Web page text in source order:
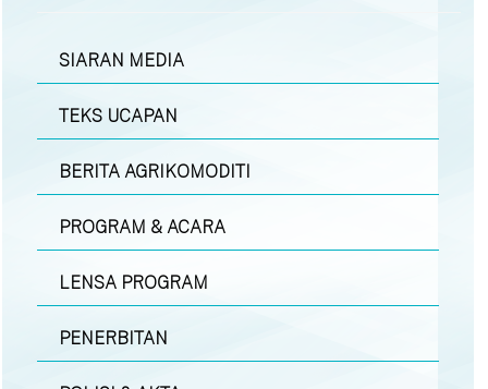
SIARAN MEDIA
TEKS UCAPAN
BERITA AGRIKOMODITI
PROGRAM & ACARA
LENSA PROGRAM
PENERBITAN